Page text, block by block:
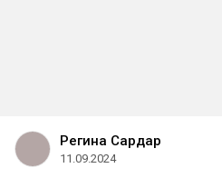
Регина Сардар
11.09.2024